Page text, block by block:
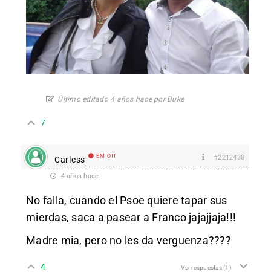
Último editado 4 años hace por Duke
7
Carless EM Off #2212438
4 años hace
No falla, cuando el Psoe quiere tapar sus
mierdas, saca a pasear a Franco jajajjaja!!!
Madre mia, pero no les da verguenza????
4 Ver respuestas(1)